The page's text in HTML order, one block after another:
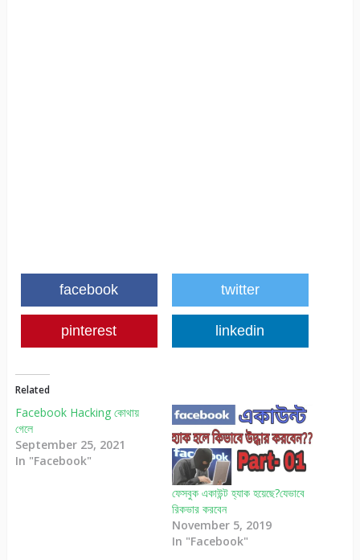
facebook twitter
pinterest linkedin
Related
Facebook Hacking কোথায়
গেলে
September 25, 2021
In "Facebook"
ফেসবুক একাউন্ট হ্যাক হয়েছে?যেভাবে
রিকভার করবেন
November 5, 2019
In "Facebook"